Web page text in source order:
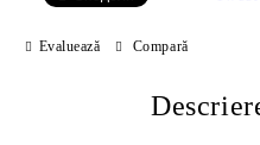
Evaluează Compară